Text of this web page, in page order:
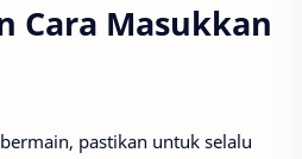
Cara Masukkan
pastikan untuk selalu